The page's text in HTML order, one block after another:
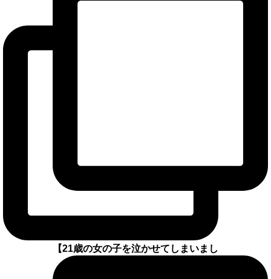
【21歳の女の子を泣かせてしまいまし